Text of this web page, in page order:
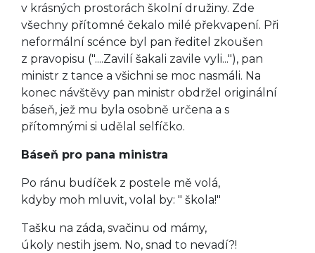
v krásných prostorách školní družiny. Zde
všechny přítomné čekalo milé překvapení. Při
neformální scénce byl pan ředitel zkoušen
z pravopisu ("....Zavilí šakali zavile vyli..."), pan
ministr z tance a všichni se moc nasmáli. Na
konec návštěvy pan ministr obdržel originální
báseň, jež mu byla osobně určena a s
přítomnými si udělal selfíčko.
Báseň pro pana ministra
Po ránu budíček z postele mě volá,
kdyby moh mluvit, volal by: " škola!"
Tašku na záda, svačinu od mámy,
úkoly nestih jsem. No, snad to nevadí?!